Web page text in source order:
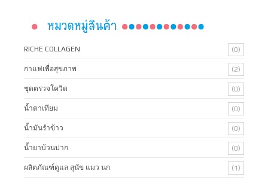
RICHE COLLAGEN (0)
กาแฟเพื่อสุขภาพ (2)
ชุดตรวจโควิด (0)
น้ำตาเทียม (0)
น้ำมันรำข้าว (0)
น้ำยาบ้วนปาก (0)
ผลิตภัณฑ์ดูแล สุนัข แมว นก (1)